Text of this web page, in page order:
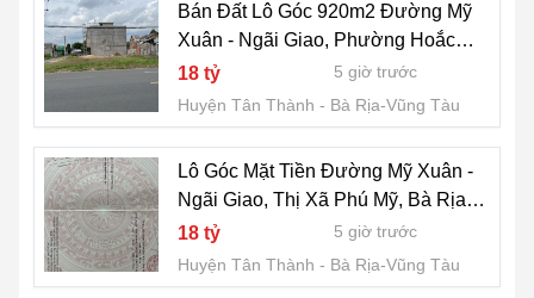
Bán Đất Lô Góc 920m2 Đường Mỹ
Xuân - Ngãi Giao, Phường Hoắc
Dịch, Thị Xã Phú Mỹ, BRVT
18 tỷ
5 giờ trước
Huyện Tân Thành
Bà Rịa-Vũng Tàu
Lô Góc Mặt Tiền Đường Mỹ Xuân -
Ngãi Giao, Thị Xã Phú Mỹ, Bà Rịa
Vũng Tàu
18 tỷ
5 giờ trước
Huyện Tân Thành
Bà Rịa-Vũng Tàu